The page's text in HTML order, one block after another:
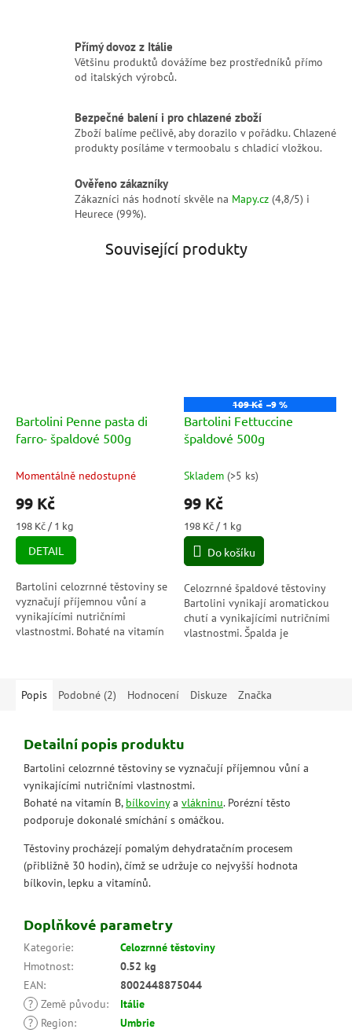
Přímý dovoz z Itálie
Většinu produktů dovážíme bez prostředníků přímo
od italských výrobců.
Bezpečné balení i pro chlazené zboží
Zboží balíme pečlivě, aby dorazilo v pořádku. Chlazené
produkty posíláme v termoobalu s chladicí vložkou.
Ověřeno zákazníky
Zákazníci nás hodnotí skvěle na Mapy.cz (4,8/5) i
Heurece (99%).
Související produkty
Bartolini Penne pasta di
farro- špaldové 500g
Momentálně nedostupné
99 Kč
Měrná
cena:
198 Kč / 1 kg
DETAIL
Bartolini celozrnné těstoviny se
vyznačují příjemnou vůní a
vynikajícími nutričními
vlastnostmi. Bohaté na vitamín
109 Kč –9 %
Bartolini Fettuccine
špaldové 500g
Skladem (>5 ks)
99 Kč
Měrná
cena:
198 Kč / 1 kg
Do košíku
Celozrnné špaldové těstoviny
Bartolini vynikají aromatickou
chutí a vynikajícími nutričními
vlastnostmi. Špalda je
Popis Podobné (2) Hodnocení Diskuze Značka
Detailní popis produktu
Bartolini celozrnné těstoviny se vyznačují příjemnou vůní a
vynikajícími nutričními vlastnostmi.
Bohaté na vitamín B, bílkovinya vlákninu. Porézní těsto
podporuje dokonalé smíchání s omáčkou.
Těstoviny procházejí pomalým dehydratačním procesem
(přibližně 30 hodin), čímž se udržuje co nejvyšší hodnota
bílkovin, lepku a vitamínů.
Doplňkové parametry
Kategorie:
Celozrnné těstoviny
Hmotnost:
0.52 kg
EAN:
8002448875044
? Země původu:
Itálie
?
Region: Umbrie